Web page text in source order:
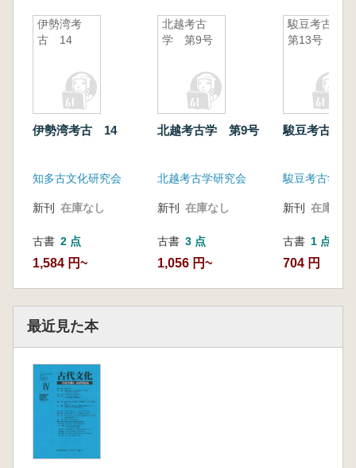
伊勢湾考
古 14
伊勢湾考古 14
知多古文化研究会
新刊 在庫なし
古書 2 点
1,584 円~
北越考古
学 第9号
北越考古学 第9号
北越考古学研究会
新刊 在庫なし
古書 3 点
1,056 円~
駿豆考古
第13号
駿豆考古 第
駿豆考古学会
新刊 在庫なし
古書 1 点
704 円
最近見た本